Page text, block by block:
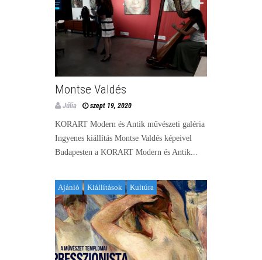
Montse Valdés
Júlia szept 19, 2020
KORART Modern és Antik művészeti galéria
Ingyenes kiállítás Montse Valdés képeivel
Budapesten a KORART Modern és Antik...
Ajánló Kiállítások Kultúra